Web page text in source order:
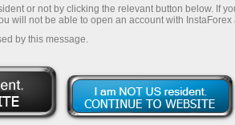
сомнения – заручитесь перед
экспертным мнением. В нашей
имеющие многолетний и
на Форекс. Они всегда
своими профессиональными
торговыми
or not by clicking the relevant button below. If
will not be able to open an account with InstaForex
by this message.